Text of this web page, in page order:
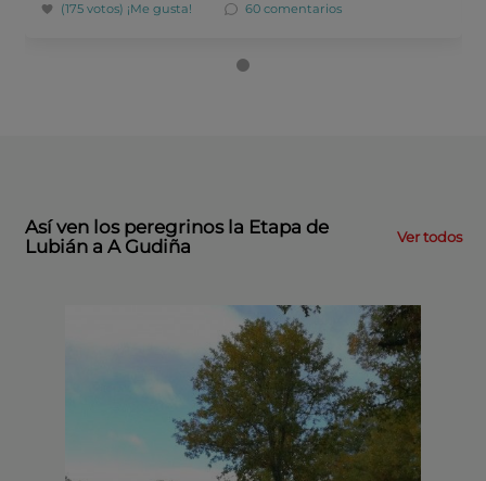
(175 votos) ¡Me gusta! 60 comentarios
Así ven los peregrinos la Etapa de
Lubián a A Gudiña
Ver todos